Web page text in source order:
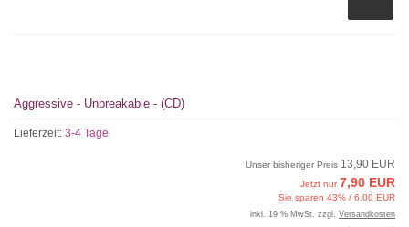
Aggressive - Unbreakable - (CD)
Lieferzeit: 3-4 Tage
Unser bisheriger Preis 13,90 EUR
Jetzt nur7,90 EUR
Sie sparen 43% / 6,00 EUR
inkl. 19 % MwSt. zzgl. Versandkosten